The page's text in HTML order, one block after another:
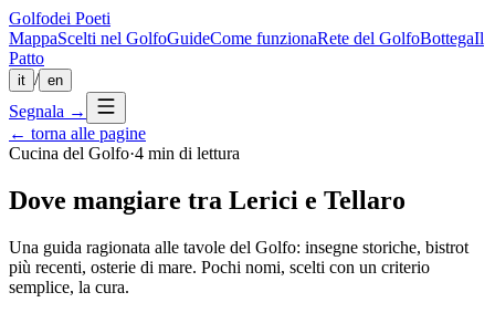
Golfodei Poeti
MappaScelti nel GolfoGuideCome funzionaRete del GolfoBottegaIl
Patto
it / en
Segnala →
← torna alle pagine
Cucina del Golfo·4 min di lettura
Dove mangiare tra Lerici e Tellaro
Una guida ragionata alle tavole del Golfo: insegne storiche, bistrot
più recenti, osterie di mare. Pochi nomi, scelti con un criterio
semplice, la cura.